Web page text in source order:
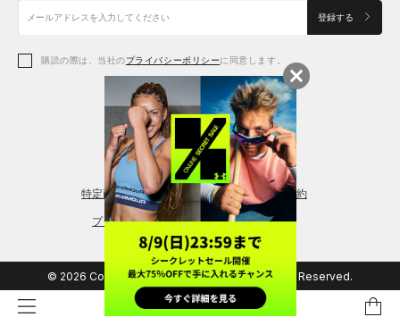
アクセサリー
アクセサリー
シューズ
アクセサリー
レギンス＆タイツ
シューズ
登録する
購読の際は、当社のプライバシーポリシーに同意します。
特定商取引法に基づく通販の表記 会員規約
プライバシーポリシー
© 2026 Copyright DOME Corporation. All Rights Reserved.